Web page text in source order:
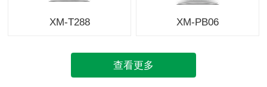
XM-T288 XM-PB06
查看更多